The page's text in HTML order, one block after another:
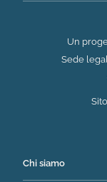
Un
Sede
Chi siamo